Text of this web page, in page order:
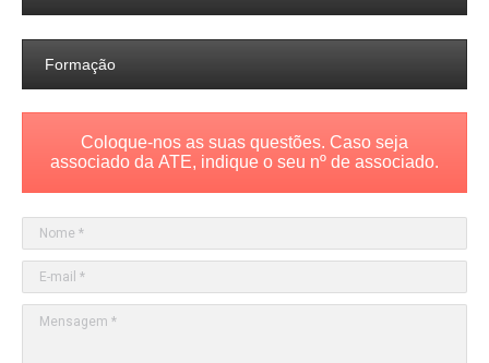
Formação
Coloque-nos as suas questões. Caso seja
associado da ATE, indique o seu nº de associado.
Nome *
E-mail *
Mensagem *